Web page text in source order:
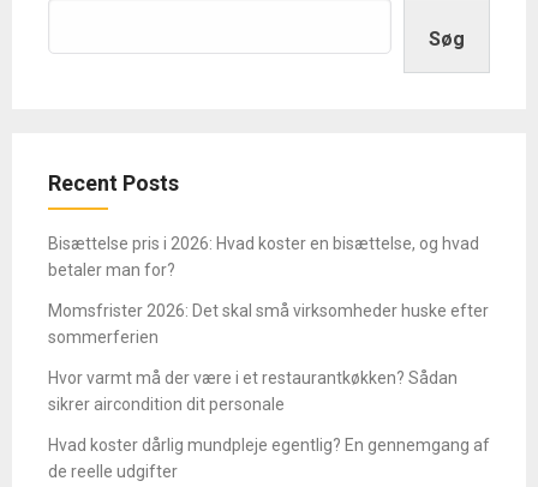
Søg
Recent Posts
Bisættelse pris i 2026: Hvad koster en bisættelse, og hvad
betaler man for?
Momsfrister 2026: Det skal små virksomheder huske efter
sommerferien
Hvor varmt må der være i et restaurantkøkken? Sådan
sikrer aircondition dit personale
Hvad koster dårlig mundpleje egentlig? En gennemgang af
de reelle udgifter